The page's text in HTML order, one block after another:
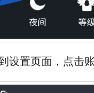
设置页面，点击